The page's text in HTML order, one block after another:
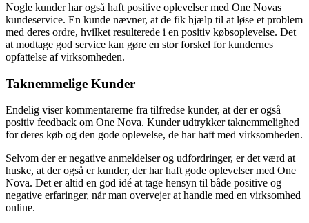
Nogle kunder har også haft positive oplevelser med One Novas
kundeservice. En kunde nævner, at de fik hjælp til at løse et problem
med deres ordre, hvilket resulterede i en positiv købsoplevelse. Det
at modtage god service kan gøre en stor forskel for kundernes
opfattelse af virksomheden.
Taknemmelige Kunder
Endelig viser kommentarerne fra tilfredse kunder, at der er også
positiv feedback om One Nova. Kunder udtrykker taknemmelighed
for deres køb og den gode oplevelse, de har haft med virksomheden.
Selvom der er negative anmeldelser og udfordringer, er det værd at
huske, at der også er kunder, der har haft gode oplevelser med One
Nova. Det er altid en god idé at tage hensyn til både positive og
negative erfaringer, når man overvejer at handle med en virksomhed
online.